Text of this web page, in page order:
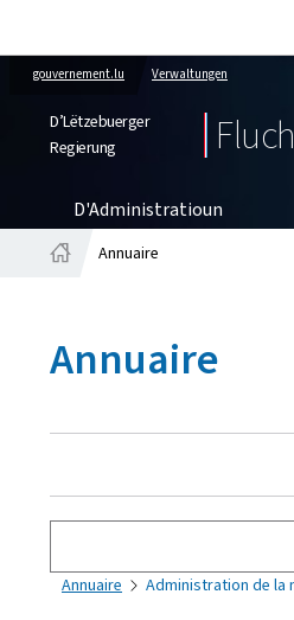
gouvernement.lu Verwaltungen
D’Lëtzebuerger
Regierung
D'Administratioun
Annuaire
Annuaire
Annuaire Administration de la